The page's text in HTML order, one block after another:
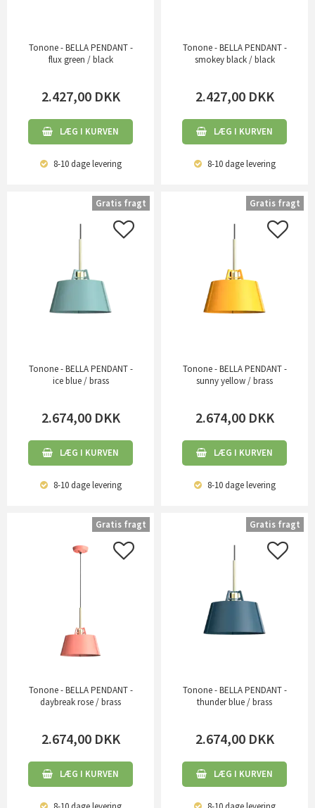
Tonone - BELLA PENDANT -
flux green / black
2.427,00 DKK
LÆG I KURVEN
8-10 dagelevering
Tonone - BELLA PENDANT -
smokey black / black
2.427,00 DKK
LÆG I KURVEN
8-10 dagelevering
Tonone - BELLA PENDANT -
ice blue / brass
2.674,00 DKK
LÆG I KURVEN
8-10 dagelevering
Gratis fragt
Tonone - BELLA PENDANT -
sunny yellow / brass
2.674,00 DKK
LÆG I KURVEN
8-10 dagelevering
Gratis fragt
Tonone - BELLA PENDANT -
daybreak rose / brass
2.674,00 DKK
LÆG I KURVEN
Gratis fragt
Tonone - BELLA PENDANT -
thunder blue / brass
2.674,00 DKK
LÆG I KURVEN
Gratis fragt